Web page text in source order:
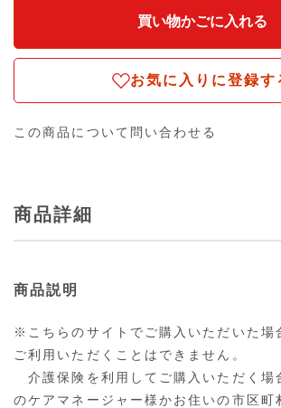
お気に入りに登録す
この商品について問い合わせる
商品詳細
商品説明
※こちらのサイトでご購入いただいた場
ご利用いただくことはできません。
介護保険を利用してご購入いただく場
のケアマネージャー様かお住いの市区町